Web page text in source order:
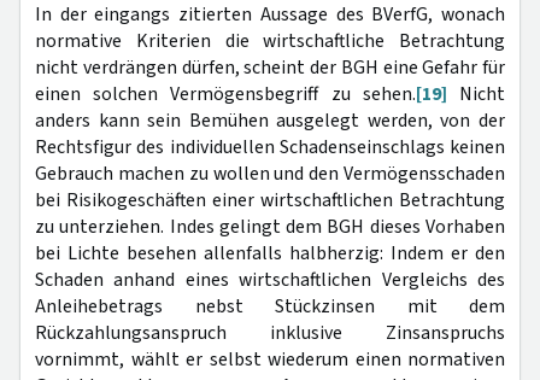
In der eingangs zitierten Aussage des BVerfG, wonach
normative Kriterien die wirtschaftliche Betrachtung
nicht verdrängen dürfen, scheint der BGH eine Gefahr für
einen solchen Vermögensbegriff zu sehen.[19] Nicht
anders kann sein Bemühen ausgelegt werden, von der
Rechtsfigur des individuellen Schadenseinschlags keinen
Gebrauch machen zu wollen und den Vermögensschaden
bei Risikogeschäften einer wirtschaftlichen Betrachtung
zu unterziehen. Indes gelingt dem BGH dieses Vorhaben
bei Lichte besehen allenfalls halbherzig: Indem er den
Schaden anhand eines wirtschaftlichen Vergleichs des
Anleihebetrags nebst Stückzinsen mit dem
Rückzahlungsanspruch inklusive Zinsanspruchs
vornimmt, wählt er selbst wiederum einen normativen